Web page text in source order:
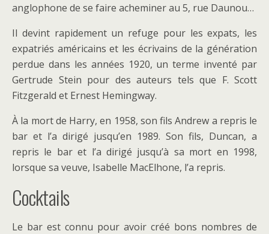
anglophone de se faire acheminer au 5, rue Daunou…
Il devint rapidement un refuge pour les expats, les
expatriés américains et les écrivains de la génération
perdue dans les années 1920, un terme inventé par
Gertrude Stein pour des auteurs tels que F. Scott
Fitzgerald et Ernest Hemingway.
À la mort de Harry, en 1958, son fils Andrew a repris le
bar et l’a dirigé jusqu’en 1989. Son fils, Duncan, a
repris le bar et l’a dirigé jusqu’à sa mort en 1998,
lorsque sa veuve, Isabelle MacElhone, l’a repris.
Cocktails
Le bar est connu pour avoir créé bons nombres de